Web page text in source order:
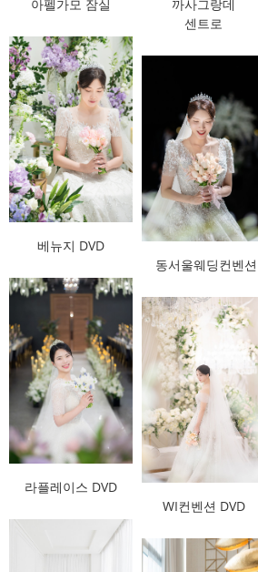
아펠가모 잠실
까사그랑데
센트로
베뉴지 DVD
동서울웨딩컨벤션
라플레이스 DVD
WI컨벤션 DVD